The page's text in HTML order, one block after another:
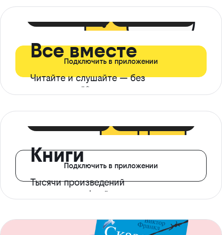
Все вместе
Читайте и слушайте — без
ограничений*
Подключить в приложении
Книги
Тысячи произведений
с доступом офлайн
Подключить в приложении